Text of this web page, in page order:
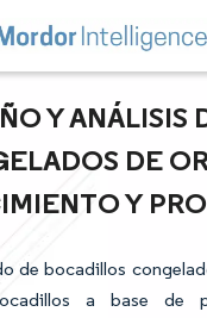
Y ANÁLISIS
DE
Y
de bocadillos
a base de